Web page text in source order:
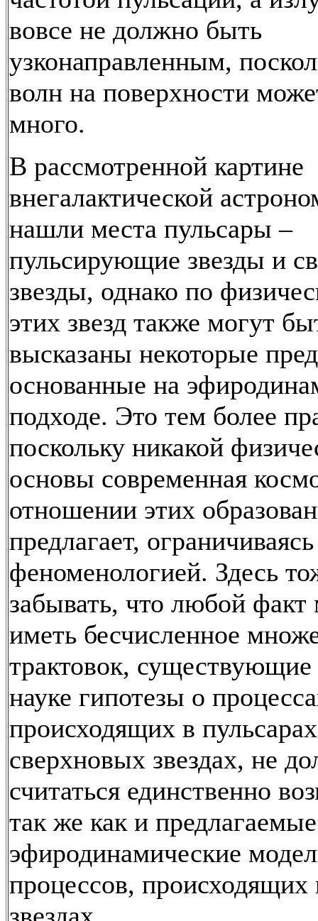
вовсе не должно быть
узконаправленным,
волн на поверхности
много.
В рассмотренной картине
внегалактической
нашли места пульсары –
пульсирующие звезды и
звезды, однако по
этих звезд также могут
высказаны некоторые
основанные на
подходе. Это тем более
поскольку никакой
основы современная
отношении этих
предлагает,
феноменологией. Здесь
забывать, что любой факт
иметь бесчисленное
трактовок, существующие
науке гипотезы о
происходящих в
сверхновых звездах, не
считаться единственно
так же как и
эфиродинамические
процессов, происходящих